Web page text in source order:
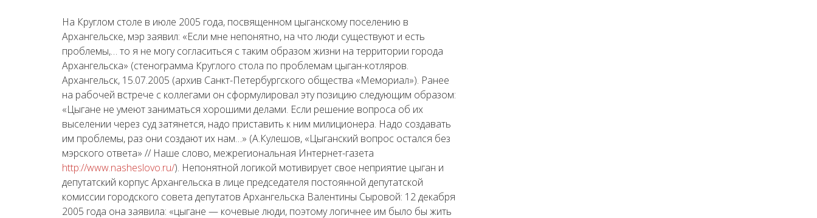
На Круглом столе в июле 2005 года, посвященном цыганскому поселению в
Архангельске, мэр заявил: «Если мне непонятно, на что люди существуют и есть
проблемы,… то я не могу согласиться с таким образом жизни на территории города
Архангельска» (стенограмма Круглого стола по проблемам цыган-котляров.
Архангельск, 15.07.2005 (архив Санкт-Петербургского общества «Мемориал»). Ранее
на рабочей встрече с коллегами он сформулировал эту позицию следующим образом:
«Цыгане не умеют заниматься хорошими делами. Если решение вопроса об их
выселении через суд затянется, надо приставить к ним милиционера. Надо создавать
им проблемы, раз они создают их нам…» (А.Кулешов, «Цыганский вопрос остался без
мэрского ответа» // Наше слово, межрегиональная Интернет-газета
http://www.nasheslovo.ru/). Непонятной логикой мотивирует свое неприятие цыган и
депутатский корпус Архангельска в лице председателя постоянной депутатской
комиссии городского совета депутатов Архангельска Валентины Сыровой: 12 декабря
2005 года она заявила: «цыгане — кочевые люди, поэтому логичнее им было бы жить